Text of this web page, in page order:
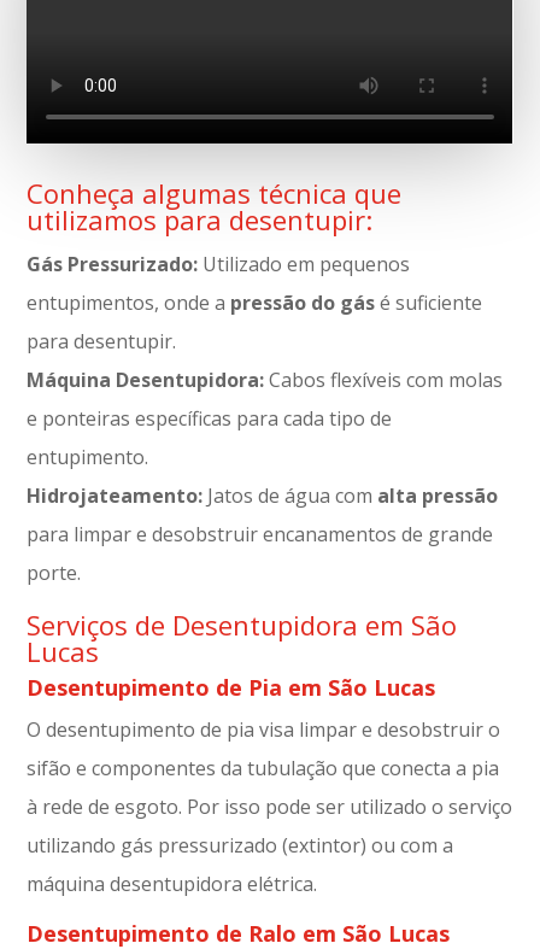
Conheça algumas técnica que
utilizamos para desentupir:
Gás Pressurizado: Utilizado em pequenos
entupimentos, onde a pressão do gásé suficiente
para desentupir.
Máquina Desentupidora:Cabos flexíveis com molas
e ponteiras específicas para cada tipo de
entupimento.
Hidrojateamento: Jatos de água com alta pressão
para limpar e desobstruir encanamentos de grande
porte.
Serviços de Desentupidora em São
Lucas
Desentupimento de Pia em São Lucas
O desentupimento de pia visa limpar e desobstruir o
sifão e componentes da tubulação que conecta a pia
à rede de esgoto. Por isso pode ser utilizado o serviço
utilizando gás pressurizado (extintor) ou com a
máquina desentupidora elétrica.
Desentupimento de Ralo em São Lucas